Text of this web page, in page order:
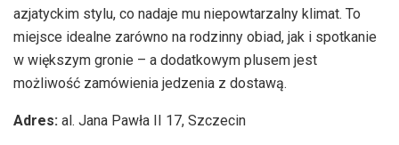
azjatyckim stylu, co nadaje mu niepowtarzalny klimat. To
miejsce idealne zarówno na rodzinny obiad, jak i spotkanie
w większym gronie – a dodatkowym plusem jest
możliwość zamówienia jedzenia z dostawą.
Adres: al. Jana Pawła II 17, Szczecin